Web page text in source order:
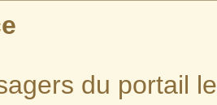
du portail